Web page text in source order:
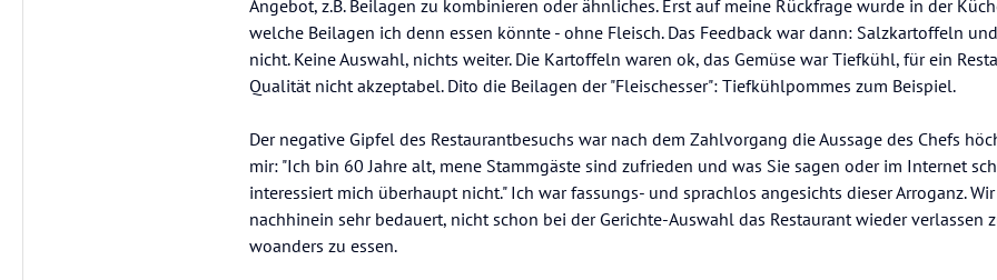
Angebot, z.B. Beilagen zu kombinieren oder ähnliches. Erst auf meine Rückfrage wurde in der
welche Beilagen ich denn essen könnte - ohne Fleisch. Das Feedback war dann: Salzkartoffeln
nicht. Keine Auswahl, nichts weiter. Die Kartoffeln waren ok, das Gemüse war Tiefkühl, für ein
Qualität nicht akzeptabel. Dito die Beilagen der "Fleischesser": Tiefkühlpommes zum Beispiel.
Der negative Gipfel des Restaurantbesuchs war nach dem Zahlvorgang die Aussage des Chefs
mir: "Ich bin 60 Jahre alt, mene Stammgäste sind zufrieden und was Sie sagen oder im Internet
interessiert mich überhaupt nicht." Ich war fassungs- und sprachlos angesichts dieser Arroganz.
nachhinein sehr bedauert, nicht schon bei der Gerichte-Auswahl das Restaurant wieder verlassen
woanders zu essen.